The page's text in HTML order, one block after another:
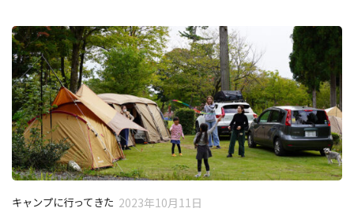
キャンプに行ってきた 2023年10月11日